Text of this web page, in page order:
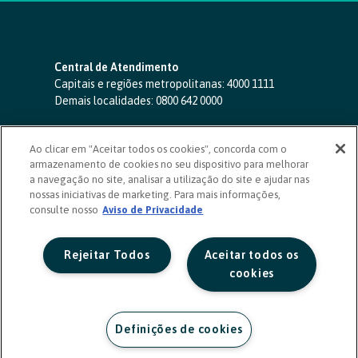
Central de Atendimento
Capitais e regiões metropolitanas: 4000 1111
Demais localidades: 0800 642 0000
SAC 24 horas-0800 724 4420
Ouvidoria
0800 725 0996
(de segunda a sexta, das 8h às 20h)
ouvidoriasicoob.com.br
Deficientes auditivos ou de fala
Ao clicar em "Aceitar todos os cookies", concorda com o
armazenamento de cookies no seu dispositivo para melhorar
a navegação no site, analisar a utilização do site e ajudar nas
nossas iniciativas de marketing. Para mais informações,
consulte nosso Aviso de Privacidade
Aceitar todos os
cookies
Rejeitar Todos
Definições de cookies